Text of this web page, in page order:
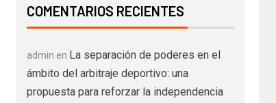
COMENTARIOS RECIENTES
admin en La separación de poderes en el
ámbito del arbitraje deportivo: una
propuesta para reforzar la independencia